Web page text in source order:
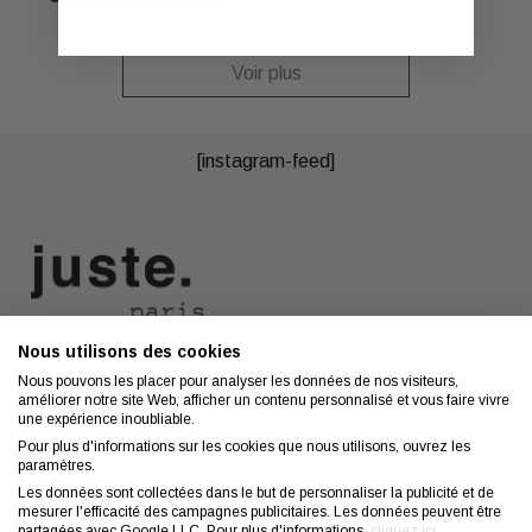
Nous utilisons des cookies
Nous pouvons les placer pour analyser les données de nos visiteurs,
améliorer notre site Web, afficher un contenu personnalisé et vous faire vivre
une expérience inoubliable.
Pour plus d'informations sur les cookies que nous utilisons, ouvrez les
paramètres.
Les données sont collectées dans le but de personnaliser la publicité et de
mesurer l'efficacité des campagnes publicitaires. Les données peuvent être
Voir plus
[instagram-feed]
Contact
Coiffeurs
Conseils
FAQ
Mentions légales
Confidentialité
CGV
Droit de retractation